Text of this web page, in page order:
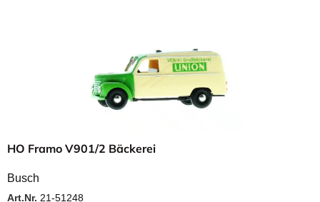
HO Framo V901/2 Bäckerei
Busch
Art.Nr. 21-51248